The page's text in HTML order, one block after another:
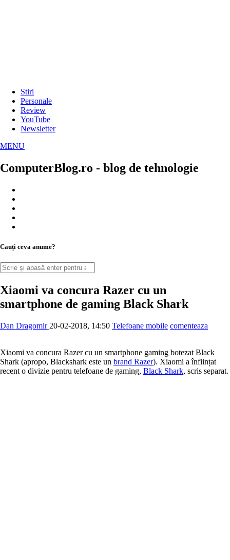
Stiri
Personale
Review
YouTube
Newsletter
MENU
ComputerBlog.ro - blog de tehnologie
Cauți ceva anume?
Xiaomi va concura Razer cu un
smartphone de gaming Black Shark
Dan Dragomir 20-02-2018, 14:50 Telefoane mobile comenteaza
Xiaomi va concura Razer cu un smartphone gaming botezat Black
Shark (apropo, Blackshark este un brand Razer). Xiaomi a înființat
recent o divizie pentru telefoane de gaming, Black Shark, scris separat.